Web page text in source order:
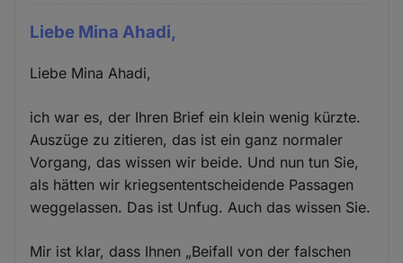
Liebe Mina Ahadi,
Liebe Mina Ahadi,
ich war es, der Ihren Brief ein klein wenig kürzte.
Auszüge zu zitieren, das ist ein ganz normaler
Vorgang, das wissen wir beide. Und nun tun Sie,
als hätten wir kriegsententscheidende Passagen
weggelassen. Das ist Unfug. Auch das wissen Sie.
Mir ist klar, dass Ihnen „Beifall von der falschen